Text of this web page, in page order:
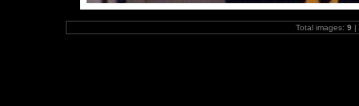
Total images: 9 |